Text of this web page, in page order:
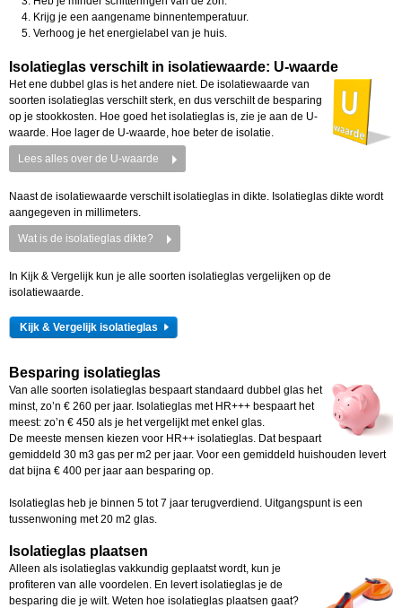
Krijg je een aangename binnentemperatuur.
Verhoog je het energielabel van je huis.
Isolatieglas verschilt in isolatiewaarde: U-waarde
Het ene dubbel glas is het andere niet. De isolatiewaarde van
soorten isolatieglas verschilt sterk, en dus verschilt de besparing
op je stookkosten. Hoe goed het isolatieglas is, zie je aan de U-
waarde. Hoe lager de U-waarde, hoe beter de isolatie.
Lees alles over de U-waarde
Naast de isolatiewaarde verschilt isolatieglas in dikte. Isolatieglas dikte wordt
aangegeven in millimeters.
Wat is de isolatieglas dikte?
In Kijk & Vergelijk kun je alle soorten isolatieglas vergelijken op de
isolatiewaarde.
Kijk & Vergelijk isolatieglas
Besparing isolatieglas
Van alle soorten isolatieglas bespaart standaard dubbel glas het
minst, zo’n € 260 per jaar. Isolatieglas met HR+++ bespaart het
meest: zo’n € 450 als je het vergelijkt met enkel glas.
De meeste mensen kiezen voor HR++ isolatieglas. Dat bespaart
gemiddeld 30 m3 gas per m2 per jaar. Voor een gemiddeld huishouden levert
dat bijna € 400 per jaar aan besparing op.
Isolatieglas heb je binnen 5 tot 7 jaar terugverdiend. Uitgangspunt is een
tussenwoning met 20 m2 glas.
Isolatieglas plaatsen
Alleen als isolatieglas vakkundig geplaatst wordt, kun je
profiteren van alle voordelen. En levert isolatieglas je de
besparing die je wilt. Weten hoe isolatieglas plaatsen gaat?